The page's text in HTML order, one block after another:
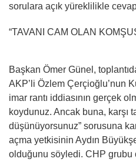
sorulara açık yüreklilikle
“TAVANI CAM OLAN
Başkan Ömer Günel,
AKP’li Özlem Çerçioğlu’nun
imar rantı iddiasının gerçek
koydunuz. Ancak buna, karşı
düşünüyorsunuz” sorusuna
açma yetkisinin Aydın
olduğunu söyledi. CHP grubu